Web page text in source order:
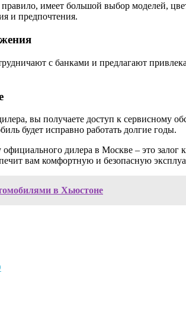
имеет большой выбор моделей,
и предпочтения.
с банками и предлагают
вы получаете доступ к
будет исправно работать долгие годы.
официального дилера в Москве – это
вам комфортную и безопасную
в Хьюстоне